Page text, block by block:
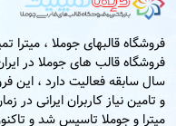
فروشگاه قالبهای جوملا ، میترا
سال سابقه فعالیت دارد ، این
و تامین نیاز کاربران ایرانی در